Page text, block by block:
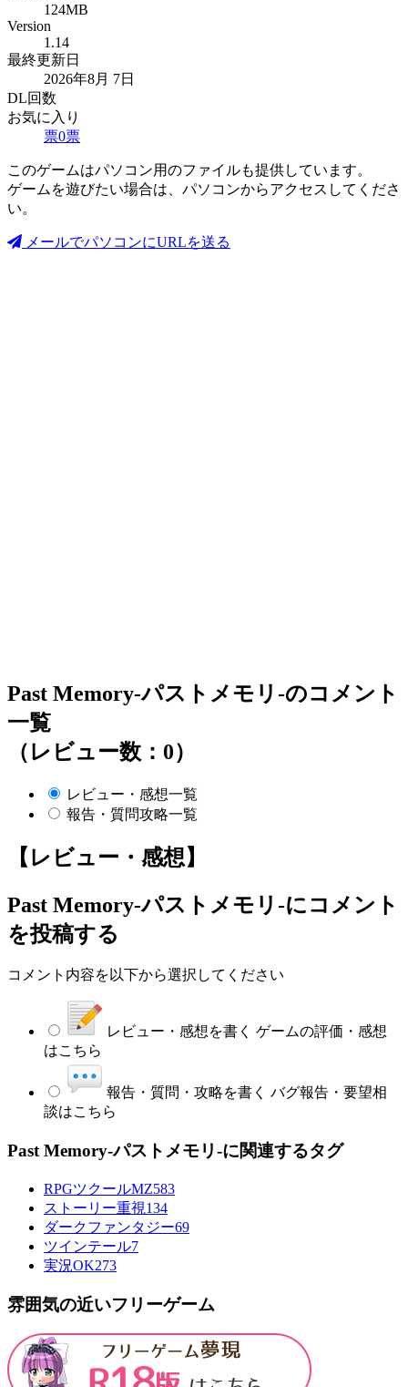
124MB
Version
1.14
最終更新日
2026年8月 7日
DL回数
お気に入り
票0票
このゲームはパソコン用のファイルも提供しています。
ゲームを遊びたい場合は、パソコンからアクセスしてくださ
い。
メールでパソコンにURLを送る
Past Memory-パストメモリ-のコメント
一覧
（レビュー数：0）
レビュー・感想一覧
報告・質問攻略一覧
【レビュー・感想】
Past Memory-パストメモリ-にコメント
を投稿する
コメント内容を以下から選択してください
レビュー・感想を書く ゲームの評価・感想
はこちら
報告・質問・攻略を書く バグ報告・要望相
談はこちら
Past Memory-パストメモリ-に関連するタグ
RPGツクールMZ583
ストーリー重視134
ダークファンタジー69
ツインテール7
実況OK273
雰囲気の近いフリーゲーム